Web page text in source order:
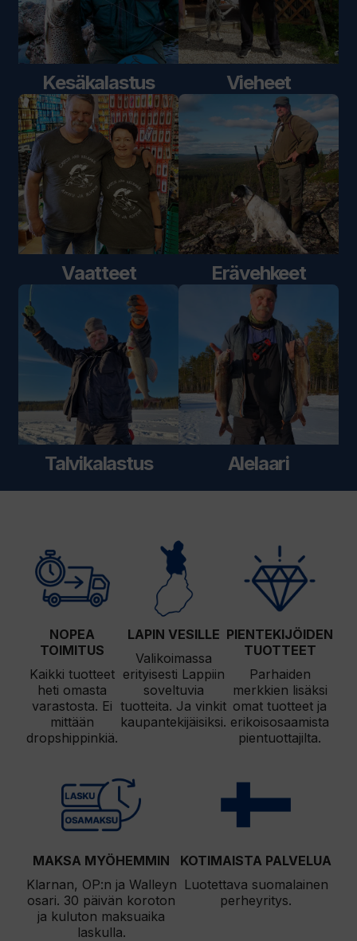
Kesäkalastus Vieheet
Vaatteet Erävehkeet
Talvikalastus Alelaari
NOPEA
TOIMITUS
Kaikki tuotteet
heti omasta
varastosta. Ei
mittään
dropshippinkiä.
LAPIN VESILLE
Valikoimassa
erityisesti Lappiin
soveltuvia
tuotteita. Ja vinkit
kaupantekijäisiksi.
PIENTEKIJÖIDEN
TUOTTEET
Parhaiden
merkkien lisäksi
omat tuotteet ja
erikoisosaamista
pientuottajilta.
MAKSA MYÖHEMMIN
Klarnan, OP:n ja Walleyn
osari. 30 päivän koroton
ja kuluton maksuaika
laskulla.
KOTIMAISTA PALVELUA
Luotettava suomalainen
perheyritys.